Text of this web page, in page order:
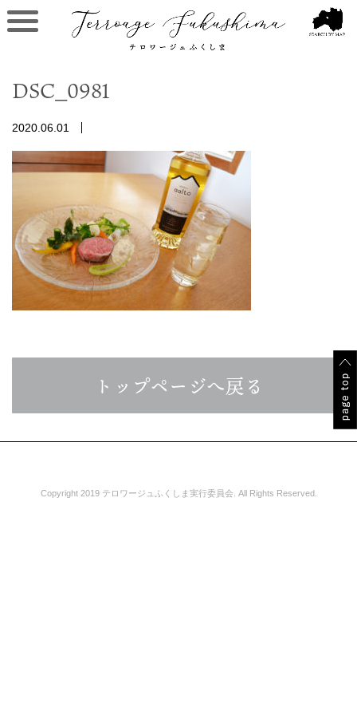
DSC_0981
2020.06.01
トップページへ戻る
Copyright 2019 テロワージュふくしま実行委員会. All Rights Reserved.